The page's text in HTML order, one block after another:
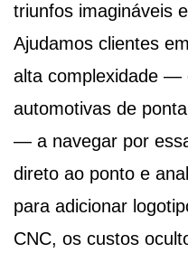
triunfos imagináveis
Ajudamos clientes
alta complexidade —
automotivas de
— a navegar por
direto ao ponto e
para adicionar
CNC, os custos